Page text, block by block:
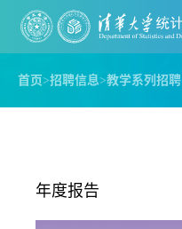
首页>招聘信息>教学系列招聘
年度报告